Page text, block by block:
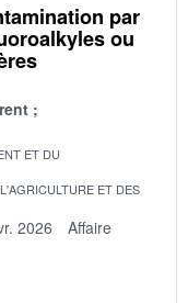
par
ou
ET DU
ET DES
2026
Affaire